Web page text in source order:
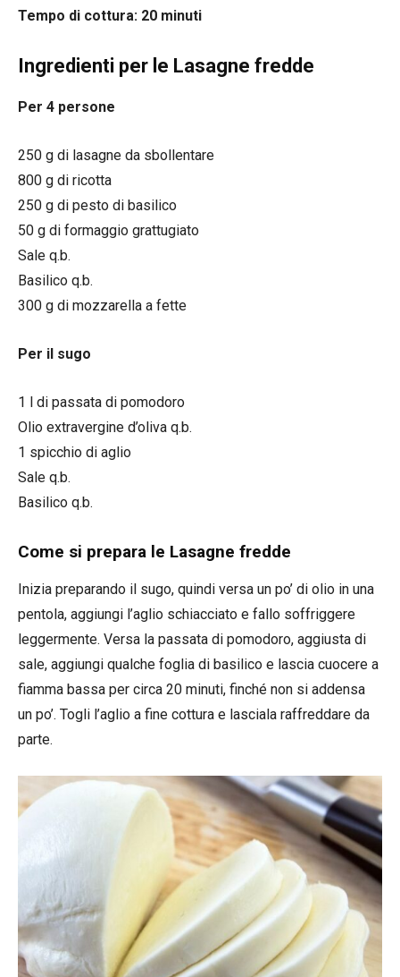
Tempo di cottura: 20 minuti
Ingredienti per le Lasagne fredde
Per 4 persone
250 g di lasagne da sbollentare
800 g di ricotta
250 g di pesto di basilico
50 g di formaggio grattugiato
Sale q.b.
Basilico q.b.
300 g di mozzarella a fette
Per il sugo
1 l di passata di pomodoro
Olio extravergine d’oliva q.b.
1 spicchio di aglio
Sale q.b.
Basilico q.b.
Come si prepara le Lasagne fredde
Inizia preparando il sugo, quindi versa un po’ di olio in una
pentola, aggiungi l’aglio schiacciato e fallo soffriggere
leggermente. Versa la passata di pomodoro, aggiusta di
sale, aggiungi qualche foglia di basilico e lascia cuocere a
fiamma bassa per circa 20 minuti, finché non si addensa
un po’. Togli l’aglio a fine cottura e lasciala raffreddare da
parte.